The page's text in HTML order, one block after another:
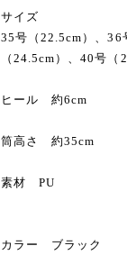
サイズ
35号（22.5cm）、36
（24.5cm）、40号（
ヒール 約6cm
筒高さ 約35cm
素材 PU
カラー ブラック